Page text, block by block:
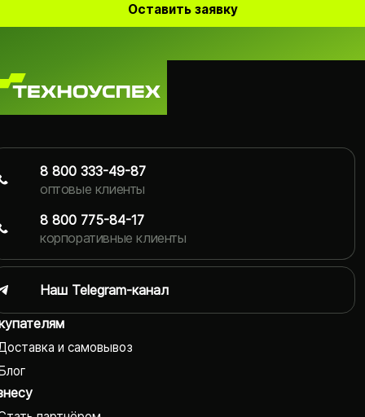
Оставить заявку
и самовывоз
8 800 333-49-87
оптовые клиенты
8 800 775-84-17
корпоративные клиенты
Наш Telegram-канал